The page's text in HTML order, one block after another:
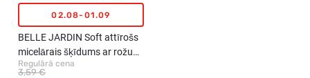
02.08-01.09
BELLE JARDIN Soft attīrošs
micelārais šķīdums ar rožu
ekstraktu, 400ml
Regulārā cena
3,59 €